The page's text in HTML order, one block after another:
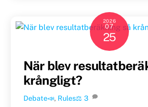
2026
07
25
När blev
krångligt?
Debate📣, Rules⚖️ 3